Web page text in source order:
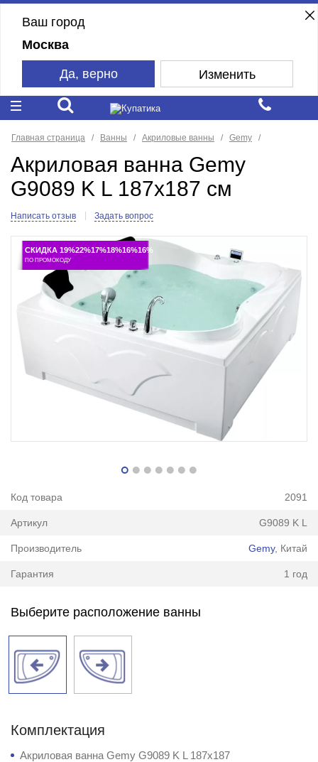
Ваш город
Москва
Да, верно Изменить
Главная страница Ванны Акриловые ванны Gemy
Акриловая ванна Gemy
G9089 K L 187x187 см
Написать отзыв Задать вопрос
СКИДКА 19%22%17%18%16%16%
ПО ПРОМОКОДУ
Код товара 2091
Артикул G9089 K L
Производитель Gemy, Китай
Гарантия 1 год
Выберите расположение ванны
Комплектация
Акриловая ванна Gemy G9089 K L 187x187